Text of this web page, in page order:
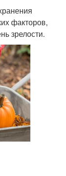
факторов,
зрелости.